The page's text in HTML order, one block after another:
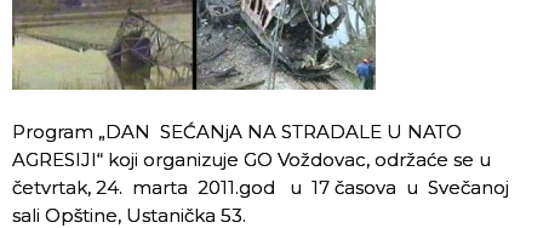
Program „DAN SEĆANjA NA STRADALE U NATO
AGRESIJI“ koji organizuje GO Voždovac, održaće se u
četvrtak, 24. marta 2011.god u 17 časova u Svečanoj
sali Opštine, Ustanička 53.